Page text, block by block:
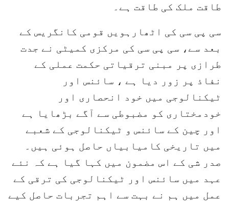
طاقت ملک کی طاقت ہے۔
سی پی سی کی اٹھارہویں قومی کانگریس کے
بعد سے، سی پی سی کی مرکزی کمیٹی نے جدت
طرازی پر مبنی ترقیاتی حکمت عملی کے
نفاذ پر زور دیا ہے ، سائنس اور
ٹیکنالوجی میں خود انحصاری اور
خودمختاری کو مضبوطی سے آگے بڑھایا ہے
اور چین کے سائنس و ٹیکنالوجی کے شعبے
میں تاریخی کامیابیاں حاصل ہوئی ہیں۔
صدر شی کے اس مضمون میں کہا گیا ہے کہ نئے
عہد میں سائنس اور ٹیکنالوجی کی ترقی کے
عمل میں ہم نے بہت سے اہم تجربات حاصل کیے